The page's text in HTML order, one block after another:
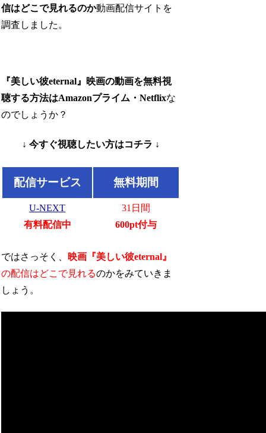
信はどこで見れるのか動画配信サイトを
調査しました。
『美しい彼eternal』映画の動画を無料視
聴する方法はAmazonプライム・Netflixな
のでしょうか？
↓ 今すぐ視聴したい方はコチラ ↓
配信サービス 無料期間
U-NEXT
有料配信中
31日間
600pt付与
ではさっそく、
映画『美しい彼eternal』
の配信はどこで見れるのかをみていきま
しょう。